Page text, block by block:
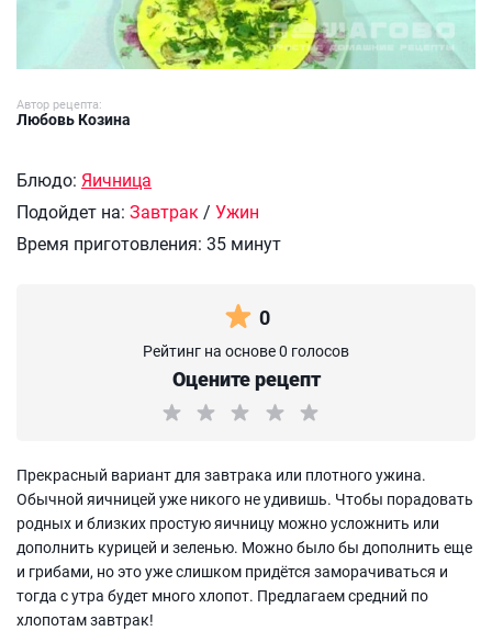
Автор рецепта:
Любовь Козина
Блюдо: Яичница
Подойдет на: Завтрак / Ужин
Время приготовления: 35 минут
0
Рейтинг на основе 0 голосов
Оцените рецепт
Прекрасный вариант для завтрака или плотного ужина.
Обычной яичницей уже никого не удивишь. Чтобы порадовать
родных и близких простую яичницу можно усложнить или
дополнить курицей и зеленью. Можно было бы дополнить еще
и грибами, но это уже слишком придётся заморачиваться и
тогда с утра будет много хлопот. Предлагаем средний по
хлопотам завтрак!